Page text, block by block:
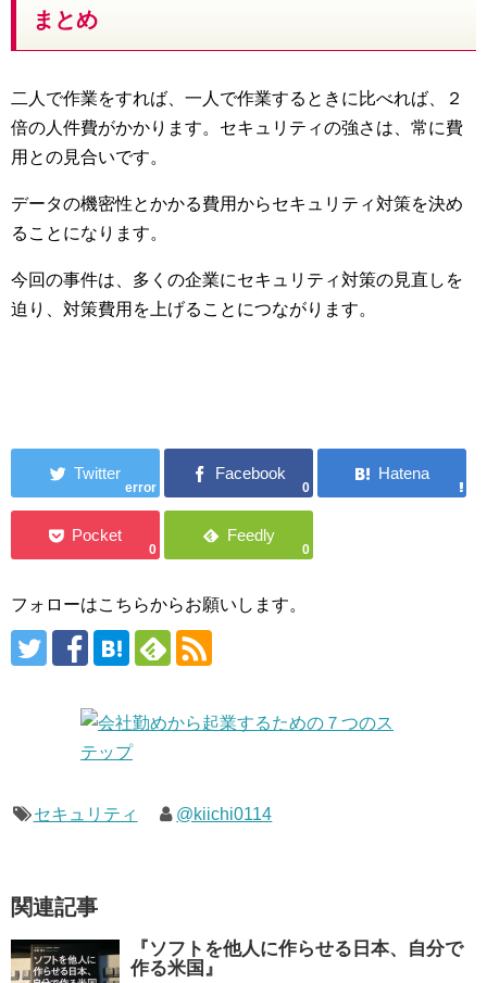
まとめ
二人で作業をすれば、一人で作業するときに比べれば、２
倍の人件費がかかります。セキュリティの強さは、常に費
用との見合いです。
データの機密性とかかる費用からセキュリティ対策を決め
ることになります。
今回の事件は、多くの企業にセキュリティ対策の見直しを
迫り、対策費用を上げることにつながります。
error 0
0 0
フォローはこちらからお願いします。
セキュリティ @kiichi0114
関連記事
『ソフトを他人に作らせる日本、自分で
作る米国』